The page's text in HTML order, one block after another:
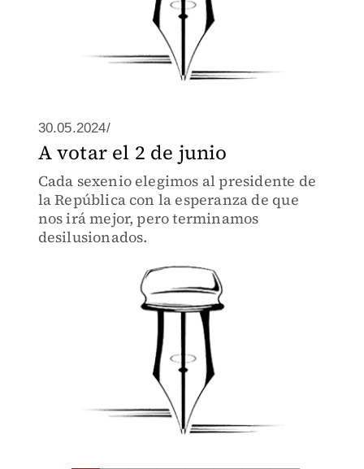
30.05.2024/
A votar el 2 de junio
Cada sexenio elegimos al presidente de
la República con la esperanza de que
nos irá mejor, pero terminamos
desilusionados.